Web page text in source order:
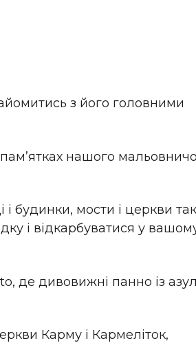
з його головними
нашого
будинки, мости і церкви так
і відкарбуватися у
де дивовижні панно із
Карму і Кармеліток,